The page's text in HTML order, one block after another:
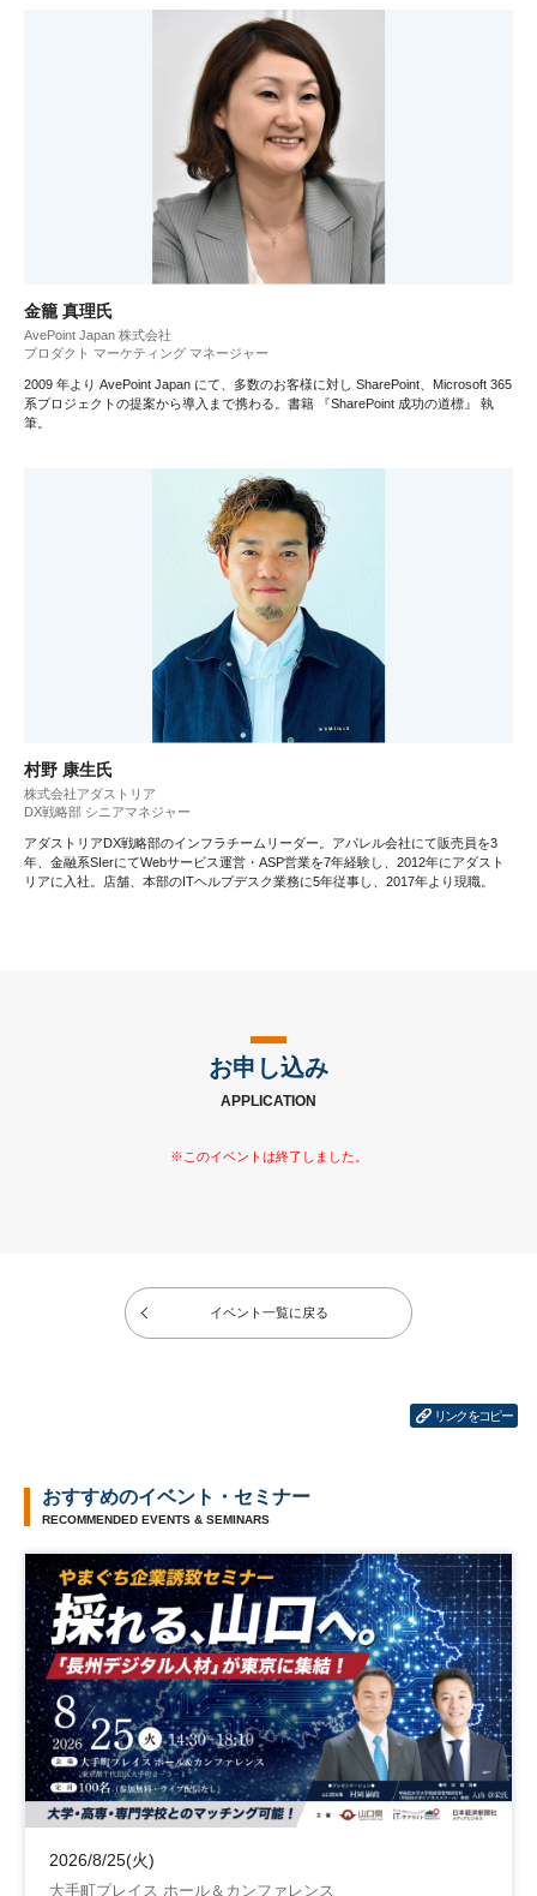
金籠 真理氏
AvePoint Japan 株式会社
プロダクト マーケティング マネージャー
2009 年より AvePoint Japan にて、多数のお客様に対し SharePoint、Microsoft 365
系プロジェクトの提案から導入まで携わる。書籍 『SharePoint 成功の道標』 執
筆。
村野 康生氏
株式会社アダストリア
DX戦略部 シニアマネジャー
アダストリアDX戦略部のインフラチームリーダー。アパレル会社にて販売員を3
年、金融系SIerにてWebサービス運営・ASP営業を7年経験し、2012年にアダスト
リアに入社。店舗、本部のITヘルプデスク業務に5年従事し、2017年より現職。
お申し込み
APPLICATION
イベント一覧に戻る
リンクをコピー
おすすめのイベント・セミナー
RECOMMENDED EVENTS & SEMINARS
2026/8/25(火)
大手町プレイス ホール＆カンファレンス